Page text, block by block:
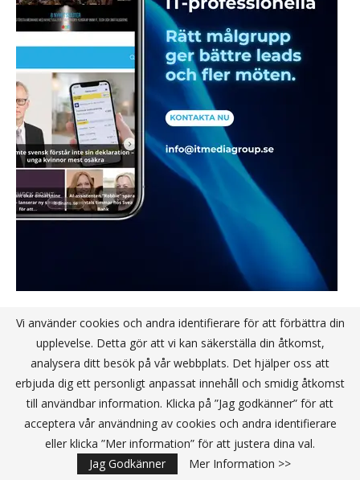
NYHETSBREV JA TACK
Vi använder cookies och andra identifierare för att förbättra din
upplevelse. Detta gör att vi kan säkerställa din åtkomst,
analysera ditt besök på vår webbplats. Det hjälper oss att
erbjuda dig ett personligt anpassat innehåll och smidig åtkomst
till användbar information. Klicka på ”Jag godkänner” för att
acceptera vår användning av cookies och andra identifierare
eller klicka ”Mer information” för att justera dina val.
Jag Godkänner
Mer Information >>